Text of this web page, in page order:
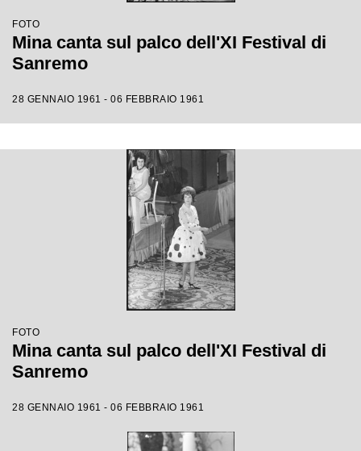
FOTO
Mina canta sul palco dell'XI Festival di
Sanremo
28 GENNAIO 1961 - 06 FEBBRAIO 1961
FOTO
Mina canta sul palco dell'XI Festival di
Sanremo
28 GENNAIO 1961 - 06 FEBBRAIO 1961